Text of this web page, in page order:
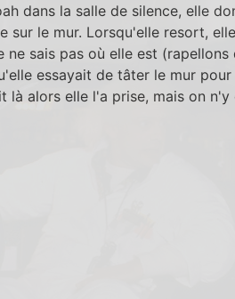
dans la salle de silence, elle
sur le mur. Lorsqu'elle resort,
ne sais pas où elle est (rapellons
essayait de tâter le mur
là alors elle l'a prise, mais on